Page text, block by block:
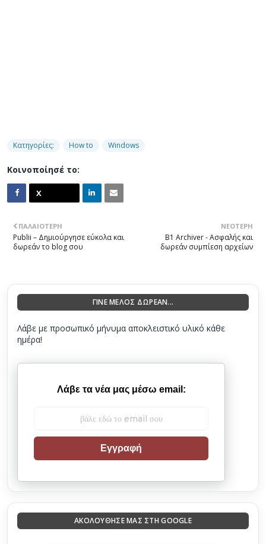
Κατηγορίες: How to Windows
Κοινοποίησέ το:
ΝΕΌΤΕΡΗ
B1 Archiver - Ασφαλής και
δωρεάν συμπίεση αρχείων
ΠΑΛΑΙΌΤΕΡΗ
Publii – Δημιούργησε εύκολα και
δωρεάν το blog σου
ΓΙΝΕ ΜΕΛΟΣ ΔΩΡΕΑΝ...
Λάβε με προσωπικό μήνυμα αποκλειστικό υλικό κάθε
ημέρα!
Λάβε τα νέα μας μέσω email:
Εγγραφή
ΑΚΟΛΟΎΘΗΣΈ ΜΑΣ ΣΤΗ GOOGLE